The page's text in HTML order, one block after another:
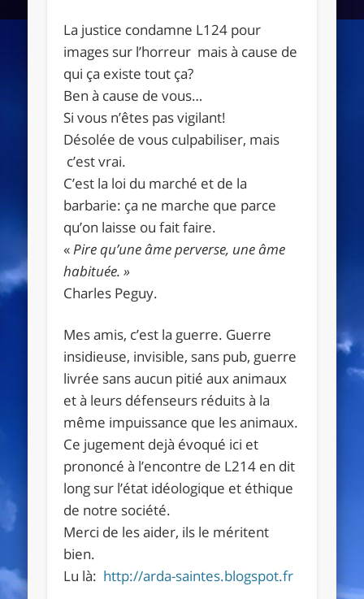
La justice condamne L124 pour
images sur l’horreur mais à cause de
qui ça existe tout ça?
Ben à cause de vous…
Si vous n’êtes pas vigilant!
Désolée de vous culpabiliser, mais
c’est vrai.
C’est la loi du marché et de la
barbarie: ça ne marche que parce
qu’on laisse ou fait faire.
«Pire qu’une âme perverse, une âme
habituée. »
Charles Peguy.
Mes amis, c’est la guerre. Guerre
insidieuse, invisible, sans pub, guerre
livrée sans aucun pitié aux animaux
et à leurs défenseurs réduits à la
même impuissance que les animaux.
Ce jugement dejà évoqué ici et
prononcé à l’encontre de L214 en dit
long sur l’état idéologique et éthique
de notre société.
Merci de les aider, ils le méritent
bien.
Lu là: http://arda-saintes.blogspot.fr